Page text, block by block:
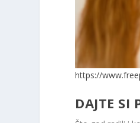
https://
DAJTE SI